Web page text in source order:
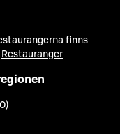
finns
Restauranger